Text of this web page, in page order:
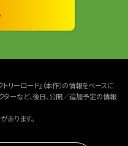
リーロード』（本作）の情報をベースに
ターなど、後日、公開／追加予定の情報
ります。